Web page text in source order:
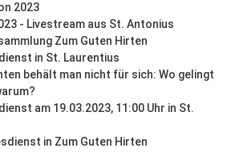
2023
- Livestream aus St. Antonius
Zum Guten Hirten
in St. Laurentius
behält man nicht für sich: Wo gelingt
am 19.03.2023, 11:00 Uhr in St.
in Zum Guten Hirten